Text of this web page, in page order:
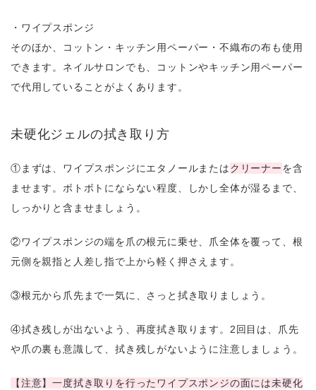
・ワイプスポンジ
そのほか、コットン・キッチン用ペーパー・不織布の布も使用
できます。ネイルサロンでも、コットンやキッチン用ペーパー
で代用していることがよくあります。
未硬化ジェルの拭き取り方
①まずは、ワイプスポンジにエタノールまたはクリーナーを含
ませます。ボトボトにならない程度、しかし全体が湿るまで、
しっかりと含ませましょう。
②ワイプスポンジの端を爪の根元に乗せ、爪全体を覆って、根
元側を親指と人差し指で上から軽く押さえます。
③根元から爪先まで一気に、さっと拭き取りましょう。
④拭き残しが出ないよう、再度拭き取ります。2回目は、爪先
や爪の裏も意識して、拭き残しがないように注意しましょう。
【注意】一度拭き取りを行ったワイプスポンジの面には未硬化